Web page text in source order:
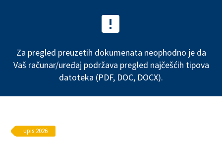


Za pregled preuzetih dokumenata neophodno je da
Vaš računar/uređaj podržava pregled najčešćih tipova
datoteka (PDF, DOC, DOCX).
upis 2026